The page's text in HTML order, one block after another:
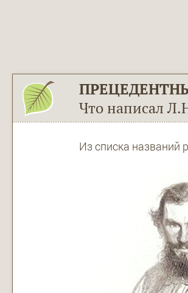
Что написал
Из списка названий